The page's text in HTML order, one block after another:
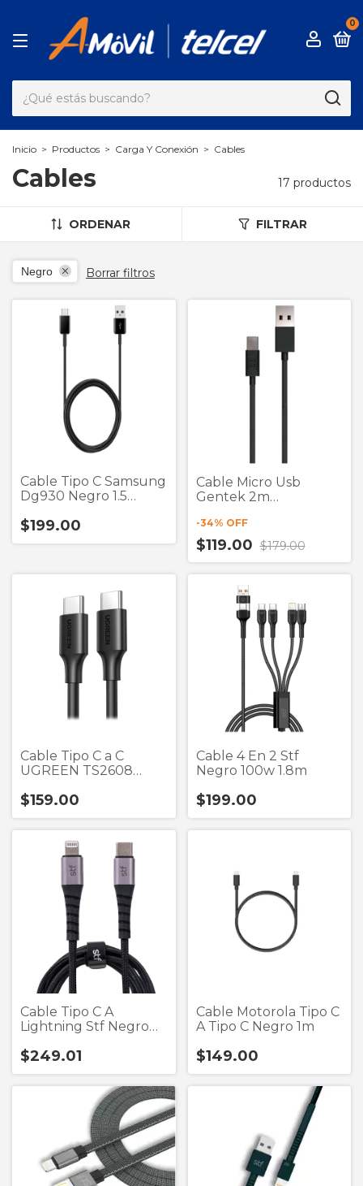
0
Inicio > Productos > Carga Y Conexión > Cables
Cables 17 productos
ORDENAR FILTRAR
Negro Borrar filtros
Cable Tipo C Samsung
Dg930 Negro 1.5
$199.00
Cable Micro Usb
Gentek 2m
-34% OFF
$119.00 $179.00
Cable Tipo C a C
UGREEN TS2608
$159.00
Cable 4 En 2 Stf
Negro 100w 1.8m
$199.00
Cable Tipo C A
Lightning Stf Negro
$249.01
Cable Motorola Tipo C
A Tipo C Negro 1m
$149.00